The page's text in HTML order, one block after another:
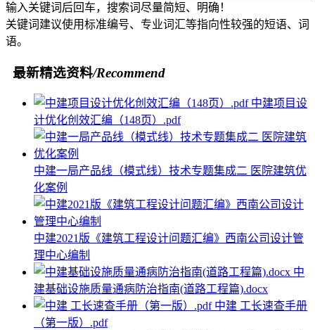
输入关键词后回车，搜索词尽量简短、明确！
关键词建议使用标准编号、专业词汇等指向性较强的短语、词
语。
最新精选资料/Recommend
中建项目设
计优化创效汇编（148页）.pdf
中建一局产品线（模式线）技术专题集成二 医院建筑优
化案例
中建2021版《建筑工程设计问题汇编》西南公司设计管
理中心编制
中
建基础设施质量通病防治指南(道路工程篇).docx
中建 工长速查手册
（第一版）.pdf